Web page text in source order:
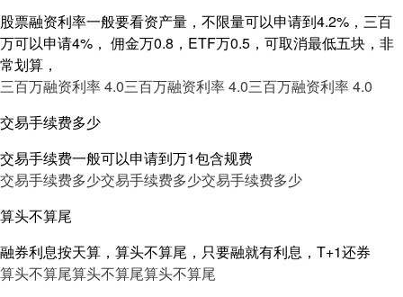
股票融资利率一般要看资产量，不限量可以申请到4.2%，三百
万可以申请4%， 佣金万0.8，ETF万0.5，可取消最低五块，非
常划算，
三百万融资利率 4.0三百万融资利率 4.0三百万融资利率 4.0
交易手续费多少
交易手续费一般可以申请到万1包含规费
交易手续费多少交易手续费多少交易手续费多少
算头不算尾
融券利息按天算，算头不算尾，只要融就有利息，T+1还券
算头不算尾算头不算尾算头不算尾